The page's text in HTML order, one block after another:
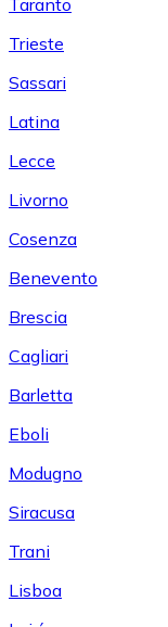
Trieste
Sassari
Latina
Lecce
Livorno
Cosenza
Benevento
Brescia
Cagliari
Barletta
Eboli
Modugno
Siracusa
Trani
Lisboa